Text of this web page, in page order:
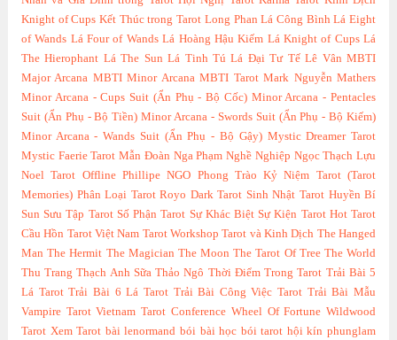
Knight of Cups Kết Thúc trong Tarot Long Phan Lá Công Bình Lá Eight
of Wands Lá Four of Wands Lá Hoàng Hậu Kiếm Lá Knight of Cups Lá
The Hierophant Lá The Sun Lá Tinh Tú Lá Đại Tư Tế Lê Vân MBTI
Major Arcana MBTI Minor Arcana MBTI Tarot Mark Nguyễn Mathers
Minor Arcana - Cups Suit (Ẩn Phụ - Bộ Cốc) Minor Arcana - Pentacles
Suit (Ẩn Phụ - Bộ Tiền) Minor Arcana - Swords Suit (Ẩn Phụ - Bộ Kiếm)
Minor Arcana - Wands Suit (Ẩn Phụ - Bộ Gậy) Mystic Dreamer Tarot
Mystic Faerie Tarot Mẫn Đoàn Nga Phạm Nghề Nghiệp Ngọc Thạch Lựu
Noel Tarot Offline Phillipe NGO Phong Trào Kỷ Niệm Tarot (Tarot
Memories) Phân Loại Tarot Royo Dark Tarot Sinh Nhật Tarot Huyền Bí
Sun Sưu Tập Tarot Số Phận Tarot Sự Khác Biệt Sự Kiện Tarot Hot Tarot
Cầu Hồn Tarot Việt Nam Tarot Workshop Tarot và Kinh Dịch The Hanged
Man The Hermit The Magician The Moon The Tarot Of Tree The World
Thu Trang Thạch Anh Sữa Thảo Ngô Thời Điểm Trong Tarot Trải Bài 5
Lá Tarot Trải Bài 6 Lá Tarot Trải Bài Công Việc Tarot Trải Bài Mẫu
Vampire Tarot Vietnam Tarot Conference Wheel Of Fortune Wildwood
Tarot Xem Tarot bài lenormand bói bài học bói tarot hội kín phunglam